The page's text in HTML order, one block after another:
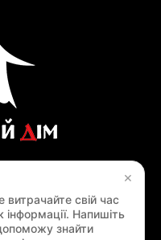
витрачайте свій час
інформації. Напишіть
знайти
×